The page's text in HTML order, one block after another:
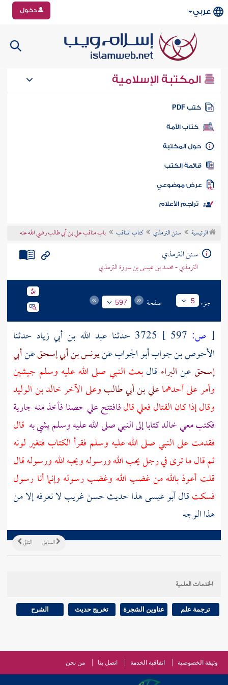
عربي دخول
المكتبة الإسلامية
كتب PDF
كتاب الأمة
المكتبة
الكتب
موضوعي
تراجم الأعلام
الرئيسية سنن الترمذي كتاب المناقب باب مناقب علي بن أبي طالب رضي الله عنه
سنن الترمذي
الترمذي - محمد بن عيسى بن سورة الترمذي
جزء 5 صفحة 597
[ ص: 3725 حدثنا عبد الله بن أبي زياد حدثنا
الأحوص بن جواب أبو الجوابعنيونس بن أبي إسحقعنأبي
إسحقعنالبراء قالبعث النبي صلى الله عليه وسلم جيشين
وأمر على أحدهماعلي بن أبي طالبوعلى الآخرخالد بن الوليد
وقال إذا كان القتالفعليقالفافتتحعليحصنا فأخذ منه جارية
فكتب معيخالدكتابا إلى النبي صلى الله عليه وسلم يشي به قال
فقدمت على النبي صلى الله عليه وسلم فقرأ الكتاب فتغير لونه
ثم قال ما ترى في رجل يحب الله ورسوله ويحبه الله ورسوله قال
قلت أعوذ بالله من غضب الله وغضب رسوله وإنما أنا رسول
فسكتقال أبو عيسى هذا حديث حسن غريب لا نعرفه إلا من
هذا الوجه
التالي السابق
الخدمات العلمية
ترجمة علم عناوين الشجرة تخريج حديث الشرح
وثيقة الخصوصية اتفاقية الخدمة اتصل بنا من نحن